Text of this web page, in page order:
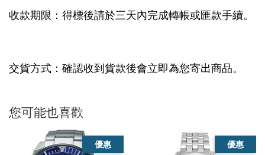
收款期限：得標後請於三天內完成轉帳或匯款手續。
交貨方式：確認收到貨款後會立即為您寄出商品。
您可能也喜歡
優惠 優惠